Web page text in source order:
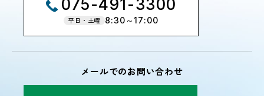
075-491-3300
平日・土曜 8:30～17:00
メールでのお問い合わせ